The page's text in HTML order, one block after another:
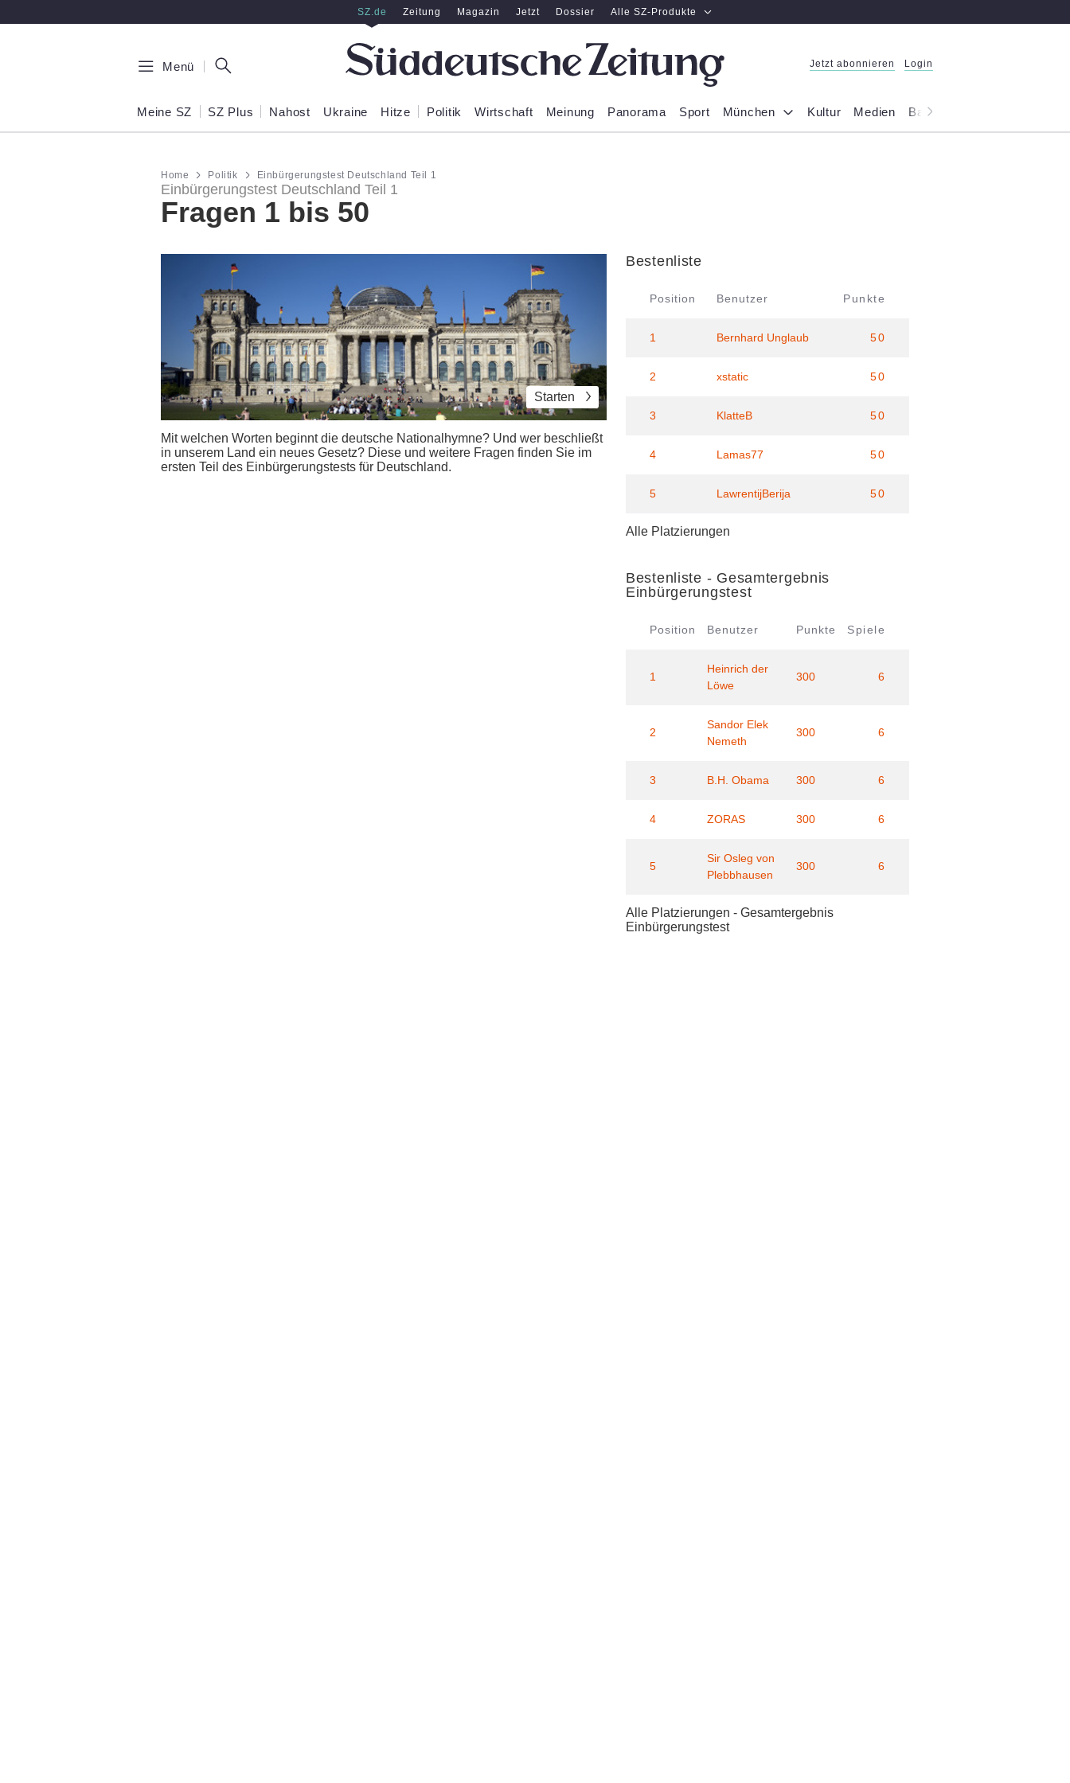
SZ.de Zeitung Magazin Jetzt Dossier Alle SZ-Produkte
Menü Jetzt abonnieren Login
Meine SZ SZ Plus Nahost Ukraine Hitze Politik Wirtschaft Meinung Panorama Sport München Kultur Medien Bayern
Home Politik Einbürgerungstest Deutschland Teil 1
Einbürgerungstest Deutschland Teil 1
Fragen 1 bis 50
Starten
Mit welchen Worten beginnt die deutsche Nationalhymne? Und wer beschließt
in unserem Land ein neues Gesetz? Diese und weitere Fragen finden Sie im
ersten Teil des Einbürgerungstests für Deutschland.
Bestenliste
Position Benutzer Punkte
1 Bernhard Unglaub 50
2 xstatic 50
3 KlatteB 50
4 Lamas77 50
5 LawrentijBerija 50
Alle Platzierungen
Bestenliste - Gesamtergebnis
Einbürgerungstest
Position Benutzer Punkte Spiele
1
Heinrich der
Löwe
300 6
2
Sandor Elek
Nemeth
300 6
3 B.H. Obama 300 6
4 ZORAS 300 6
5
Sir Osleg von
Plebbhausen
300 6
Alle Platzierungen - Gesamtergebnis
Einbürgerungstest